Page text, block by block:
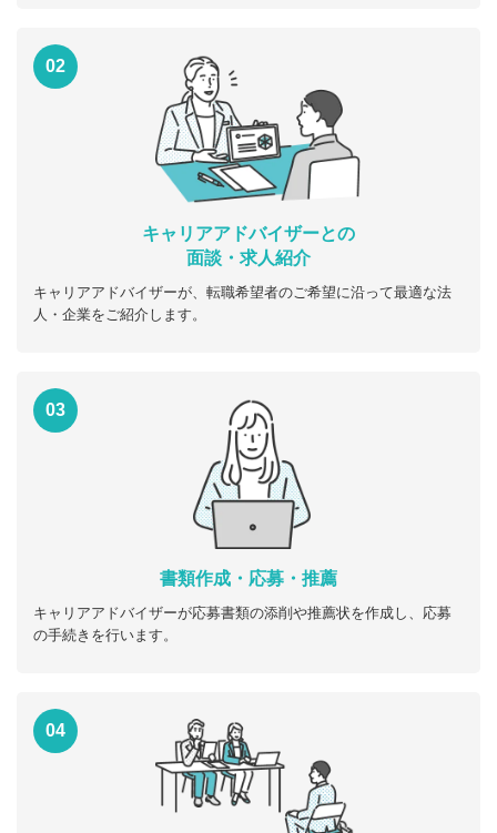
02
キャリアアドバイザーとの
面談・求人紹介
キャリアアドバイザーが、転職希望者のご希望に沿って最適な法
人・企業をご紹介します。
03
書類作成・応募・推薦
キャリアアドバイザーが応募書類の添削や推薦状を作成し、応募
の手続きを行います。
04